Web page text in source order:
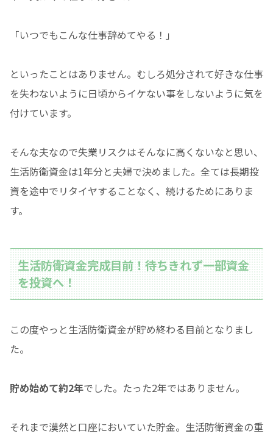
「いつでもこんな仕事辞めてやる！」
といったことはありません。むしろ処分されて好きな仕事
を失わないように日頃からイケない事をしないように気を
付けています。
そんな夫なので失業リスクはそんなに高くないなと思い、
生活防衛資金は1年分と夫婦で決めました。全ては長期投
資を途中でリタイヤすることなく、続けるためにありま
す。
生活防衛資金完成目前！待ちきれず一部資金
を投資へ！
この度やっと生活防衛資金が貯め終わる目前となりまし
た。
貯め始めて約2年でした。たった2年ではありません。
それまで漠然と口座においていた貯金。生活防衛資金の重